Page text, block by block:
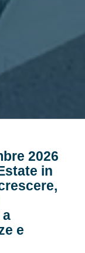
2026
in
e